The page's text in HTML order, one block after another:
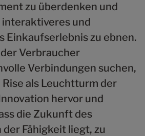
zu überdenken und
interaktiveres und
Einkaufserlebnis zu ebnen.
Verbraucher
Verbindungen suchen,
als Leuchtturm der
hervor und
die Zukunft des
der Fähigkeit liegt, zu